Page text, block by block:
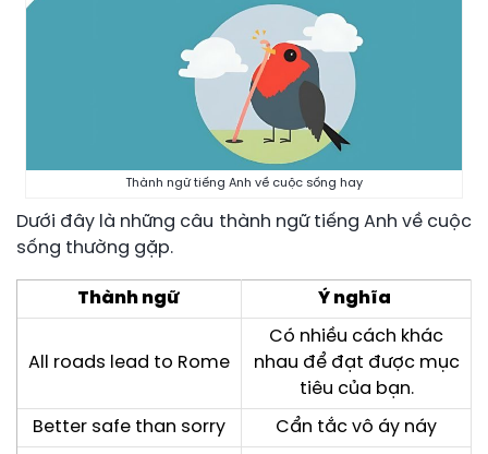
Thành ngữ tiếng Anh về cuộc sống hay
Dưới đây là những câu thành ngữ tiếng Anh về cuộc
sống thường gặp.
Thành ngữ Ý nghĩa
All roads lead to Rome
Có nhiều cách khác
nhau để đạt được mục
tiêu của bạn.
Better safe than sorry Cẩn tắc vô áy náy